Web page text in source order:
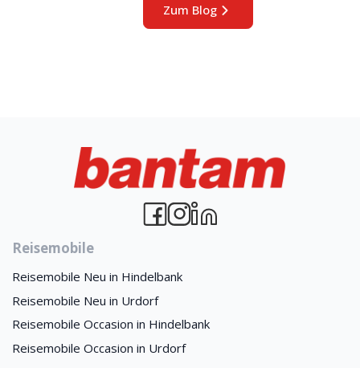
Zum Blog
Reisemobile
Reisemobile Neu in Hindelbank
Reisemobile Neu in Urdorf
Reisemobile Occasion in Hindelbank
Reisemobile Occasion in Urdorf